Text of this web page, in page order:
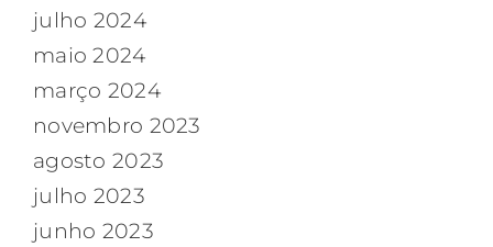
julho 2024
maio 2024
março 2024
novembro 2023
agosto 2023
julho 2023
junho 2023